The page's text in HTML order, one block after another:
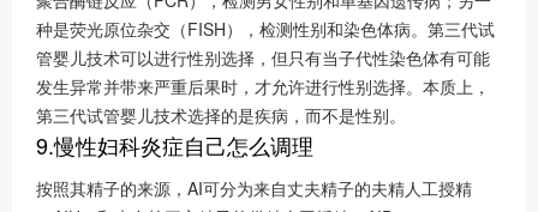
种是荧光原位杂交（FISH），检测性别和染色体病。第三代试
管婴儿技术可以进行性别选择，但只有当子代性染色体有可能
发生异常并带来严重后果时，才允许进行性别选择。本质上，
第三代试管婴儿技术选择的是疾病，而不是性别。
9.慢性妇科炎症自己怎么调理
按照其精子的来源，AI可分为来自丈夫精子的夫精人工授精